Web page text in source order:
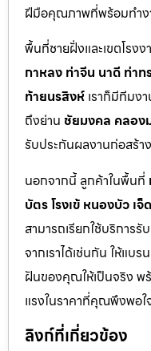
ฝีมือคุณภาพที่พร้อมทำง
พื้นที่ชายฝั่งและเขตโรง
กาหลง ท่าจีน นาดี ท่าท
ท้ายนรสิงห์ เราก็มีทีมง
ถึงย่าน ชัยมงคล คลอง
รับประกันผลงานก่อสร้า
นอกจากนี้ ลูกค้าในพื้นที่
บัตรโรงเข้ หนองบัว เจ็
สามารถเรียกใช้บริการ
จากเราได้เช่นกัน ให้แบ
ฝันของคุณให้เป็นจริง พ
แรงในราคาที่คุณพึงพอใ
ลิงก์ที่เกี่ยวข้อง